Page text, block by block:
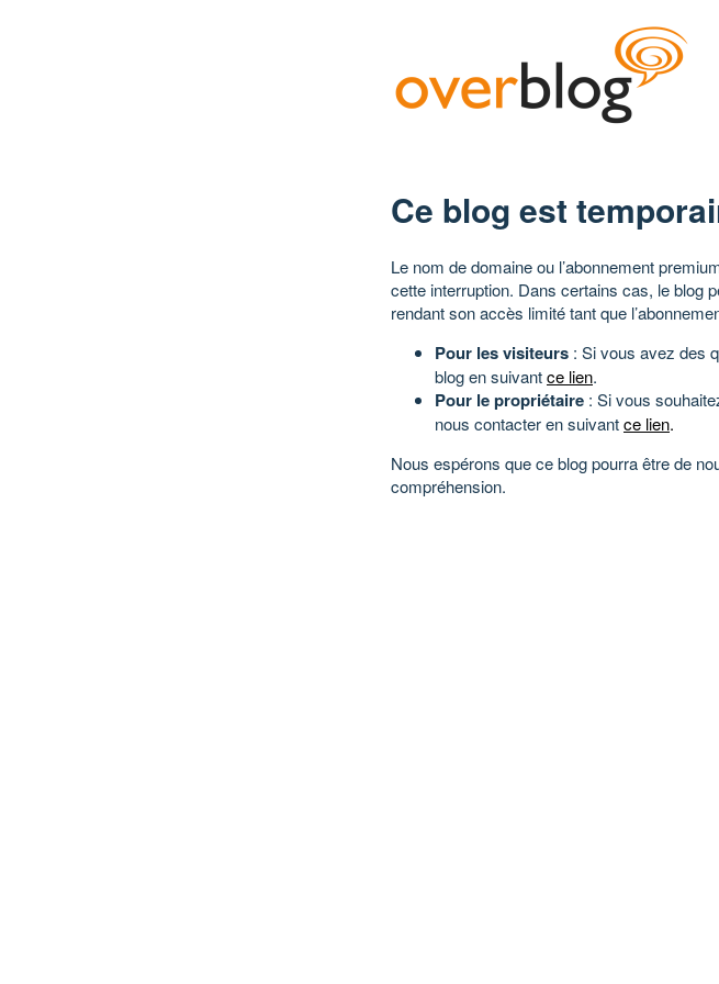
Ce blog est
Le nom de domaine ou l’abonnement
cette interruption. Dans certains cas, le blog
rendant son accès limité tant que
Pour les visiteurs : Si vous avez des
blog en suivantce lien.
Pour le propriétaire : Si vous
nous contacter en suivantce lien.
Nous espérons que ce blog pourra être de
compréhension.